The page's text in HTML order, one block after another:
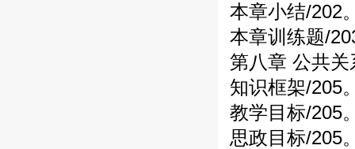
本章小结/202
本章训练题/
第八章 公共
知识框架/205
教学目标/205
思政目标/205